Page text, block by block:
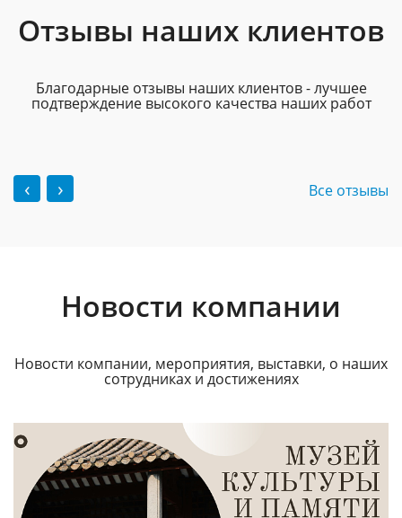
Отзывы наших клиентов
Благодарные отзывы наших клиентов - лучшее
подтверждение высокого качества наших работ
‹ › Все отзывы
Новости компании
Новости компании, мероприятия, выставки, о наших
сотрудниках и достижениях